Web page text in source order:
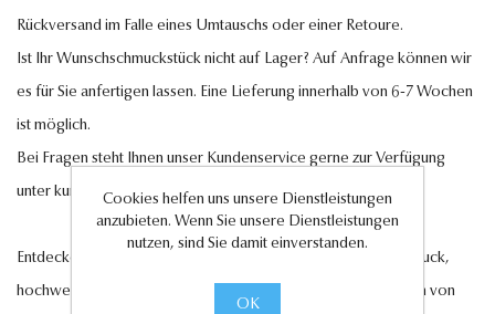
Rückversand im Falle eines Umtauschs oder einer Retoure.
Ist Ihr Wunschschmuckstück nicht auf Lager? Auf Anfrage können wir
es für Sie anfertigen lassen. Eine Lieferung innerhalb von 6-7 Wochen
ist möglich.
Bei Fragen steht Ihnen unser Kundenservice gerne zur Verfügung
unter kundenservice@antwerp-diamonds.de.
Entdecken Sie jetzt unsere exquisite Auswahl an Diamantschmuck,
hochwertigen Edelsteinen und edlen Perlen und lassen Sie sich von
Cookies helfen uns unsere Dienstleistungen
anzubieten. Wenn Sie unsere Dienstleistungen
nutzen, sind Sie damit einverstanden.
OK